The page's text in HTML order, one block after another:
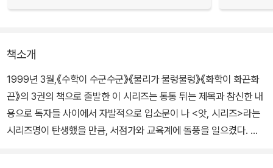
책소개
1999년 3월,《수학이 수군수군》《물리가 물렁물렁》《화학이 화끈화
끈》의 3권의 책으로 출발한 이 시리즈는 통통 튀는 제목과 참신한 내
용으로 독자들 사이에서 자발적으로 입소문이 나 <앗, 시리즈>라는
시리즈명이 탄생했을 만큼, 서점가와 교육계에 돌풍을 일으켰다.